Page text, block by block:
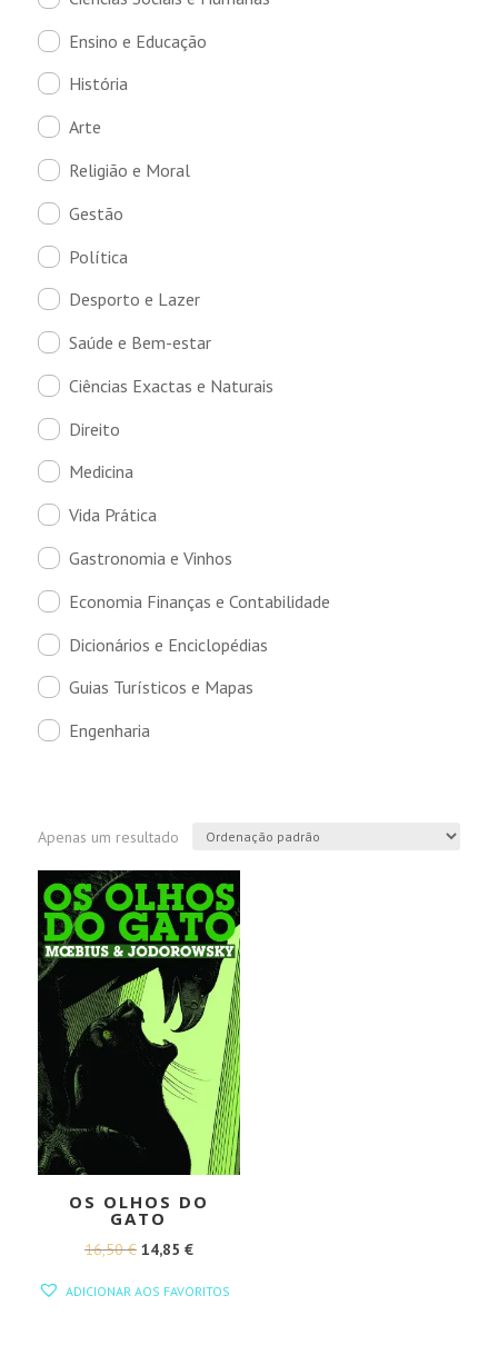
Ensino e Educação
História
Arte
Religião e Moral
Gestão
Política
Desporto e Lazer
Saúde e Bem-estar
Ciências Exactas e Naturais
Direito
Medicina
Vida Prática
Gastronomia e Vinhos
Economia Finanças e Contabilidade
Dicionários e Enciclopédias
Guias Turísticos e Mapas
Engenharia
Apenas um resultado
OS OLHOS DO
GATO
16,50€ O
14,85 €O
ADICIONAR AOS FAVORITOS